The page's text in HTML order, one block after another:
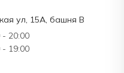
ул, 15А, башня В
20:00
19:00